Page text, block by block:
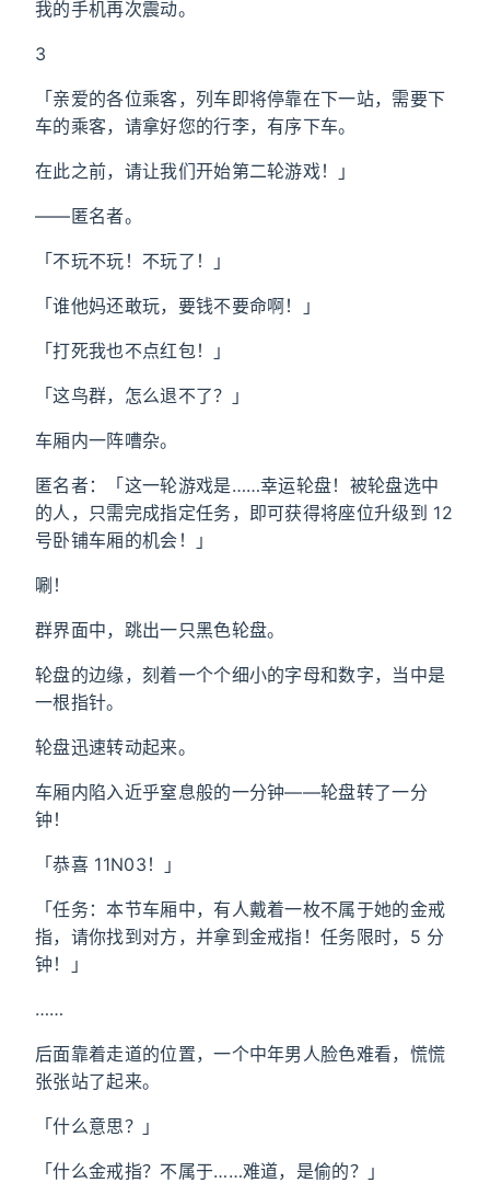
我的手机再次震动。
3
「亲爱的各位乘客，列车即将停靠在下一站，需要下
车的乘客，请拿好您的行李，有序下车。
在此之前，请让我们开始第二轮游戏！」
——匿名者。
「不玩不玩！不玩了！」
「谁他妈还敢玩，要钱不要命啊！」
「打死我也不点红包！」
「这鸟群，怎么退不了？」
车厢内一阵嘈杂。
匿名者：「这一轮游戏是……幸运轮盘！被轮盘选中
的人，只需完成指定任务，即可获得将座位升级到 12
号卧铺车厢的机会！」
唰！
群界面中，跳出一只黑色轮盘。
轮盘的边缘，刻着一个个细小的字母和数字，当中是
一根指针。
轮盘迅速转动起来。
车厢内陷入近乎窒息般的一分钟——轮盘转了一分
钟！
「恭喜 11N03！」
「任务：本节车厢中，有人戴着一枚不属于她的金戒
指，请你找到对方，并拿到金戒指！任务限时，5 分
钟！」
……
后面靠着走道的位置，一个中年男人脸色难看，慌慌
张张站了起来。
「什么意思？」
「什么金戒指？不属于……难道，是偷的？」